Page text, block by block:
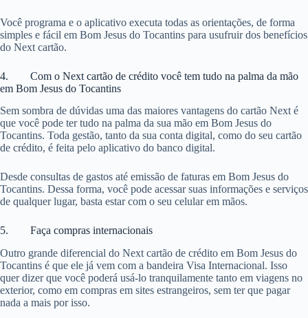
Você programa e o aplicativo executa todas as orientações, de forma
simples e fácil em Bom Jesus do Tocantins para usufruir dos benefícios
do Next cartão.
4. Com o Next cartão de crédito você tem tudo na palma da mão
em Bom Jesus do Tocantins
Sem sombra de dúvidas uma das maiores vantagens do cartão Next é
que você pode ter tudo na palma da sua mão em Bom Jesus do
Tocantins. Toda gestão, tanto da sua conta digital, como do seu cartão
de crédito, é feita pelo aplicativo do banco digital.
Desde consultas de gastos até emissão de faturas em Bom Jesus do
Tocantins. Dessa forma, você pode acessar suas informações e serviços
de qualquer lugar, basta estar com o seu celular em mãos.
5. Faça compras internacionais
Outro grande diferencial do Next cartão de crédito em Bom Jesus do
Tocantins é que ele já vem com a bandeira Visa Internacional. Isso
quer dizer que você poderá usá-lo tranquilamente tanto em viagens no
exterior, como em compras em sites estrangeiros, sem ter que pagar
nada a mais por isso.